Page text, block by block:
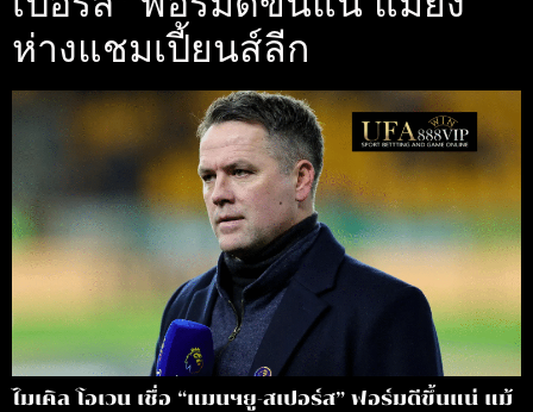
ห่างแชมเปี้ยนส์ลีก
ไมเคิล โอเวน เชื่อ “แมนฯยู-สเปอร์ส” ฟอร์มดีขึ้นแน่ แม้